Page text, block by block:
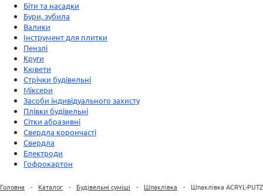
Біти та насадки
Бури, зубила
Валики
Інструмент для плитки
Пензлі
Круги
Кювети
Стрічки будівельні
Міксери
Засоби індивідуального захисту
Плівки будівельні
Сітки абразивні
Свердла корончасті
Свердла
Електроди
Гофрокартон
Головна - Каталог - Будівельні суміші - Шпаклівка -
Шпаклівка ACRYL-PUTZ